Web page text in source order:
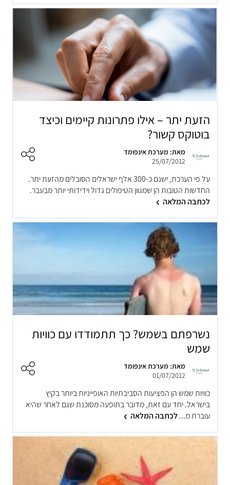
הזעת יתר – אילו פתרונות קיימים וכיצד
בוטוקס קשור?
מאת: מערכת אינפומד
25/07/2012
על פי הערכת, ישנם כ-300 אלף ישראלים הסובלים מהזעת יתר.
החדשות הטובות הן שמגוון הטיפולים גדול וידידותי יותר מבעבר.
לכתבה המלאה
נשרפתם בשמש? כך תתמודדו עם כוויות
שמש
מאת: מערכת אינפומד
01/07/2012
כוויות שמש הן הפציעות הסביבתיות האופייניות ביותר בקיץ
בישראל. יחד עם זאת, מדובר בתופעה מסוכנת שגם לאחר שהיא
עוברת מ...לכתבה המלאה